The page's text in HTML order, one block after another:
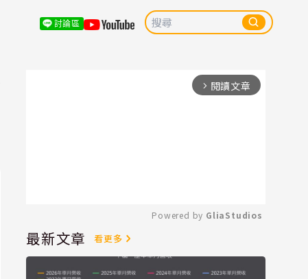
討論區
arrow_forward_ios 閱讀文章
Mute
Powered by GliaStudios
最新文章 看更多